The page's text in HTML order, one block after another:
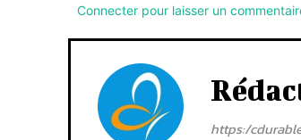
Connecter pour laisser un
https:/